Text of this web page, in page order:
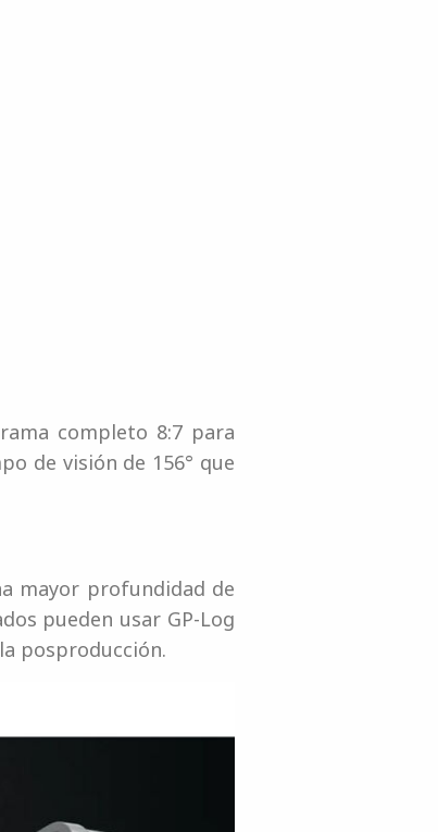
completo 8:7 para
de visión de 156° que
mayor profundidad de
pueden usar GP-Log
posproducción.